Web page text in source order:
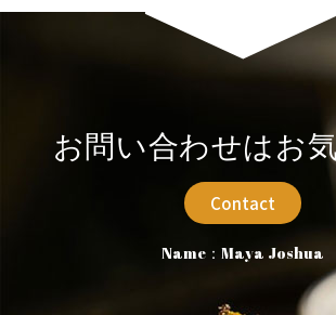
お問い合わせはお
Contact
Name：Maya Joshua